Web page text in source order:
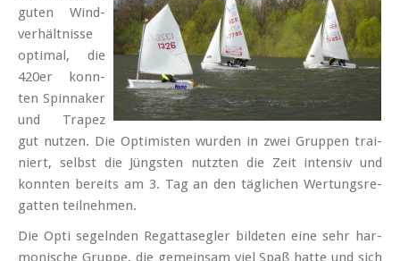
gu­ten Wind­
ver­hält­nis­se
op­ti­mal, die
420er konn­
ten Spinna­ker
und Tra­pez
gut nut­zen. Die Op­ti­mis­ten wur­den in zwei Grup­pen trai­
niert, selbst die Jüngs­ten nutz­ten die Zeit in­ten­siv und
konn­ten be­reits am 3. Tag an den täg­li­chen Wer­tungs­re­
gat­ten teil­neh­men.
Die Op­ti se­geln­den Re­gat­ta­seg­ler bil­de­ten ei­ne sehr har­
mo­ni­sche Grup­pe, die ge­mein­sam viel Spaß hat­te und sich